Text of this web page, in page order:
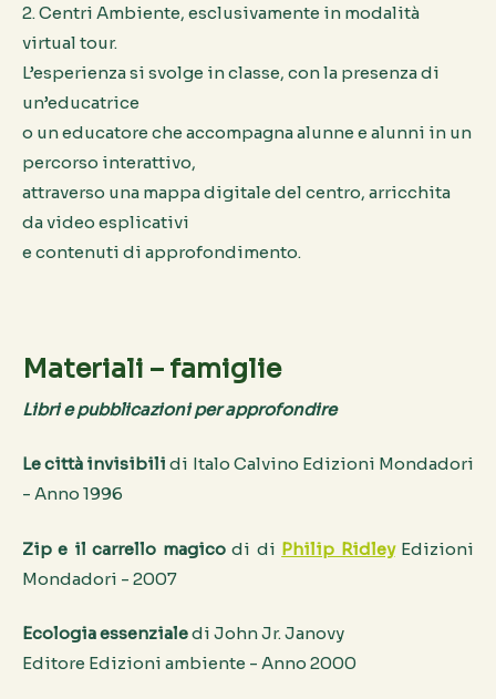
2. Centri Ambiente, esclusivamente in modalità
virtual tour.
L’esperienza si svolge in classe, con la presenza di
un’educatrice
o un educatore che accompagna alunne e alunni in un
percorso interattivo,
attraverso una mappa digitale del centro, arricchita
da video esplicativi
e contenuti di approfondimento.
Materiali – famiglie
Libri e pubblicazioni per approfondire
Le città invisibilidi Italo Calvino Edizioni Mondadori
- Anno 1996
Zip e il carrello magicodi di Philip RidleyEdizioni
Mondadori - 2007
Ecologia essenzialedi John Jr. Janovy
Editore Edizioni ambiente - Anno 2000